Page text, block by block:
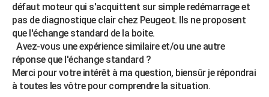
Forum
Aménagement intérieur
Extérieur
Cuisine
Salle de bains
Jardinage
Rangement
WEEK-END
Guides de France
Escapades
Patrimoine
Expositions
Musées
Week-end nature
+LIFESTYLE
Art de vivre
Bien-être
Loisirs
Mode
Modes de vie
SANTE
Alimentation
Guide de la santé
Maladies
Médicaments
Sommeil
VOYAGE
défaut moteur qui s'acquittent sur simple redémarrage et
pas de diagnostique clair chez Peugeot. Ils ne proposent
que l'échange standard de la boite.
Avez-vous une expérience similaire et/ou une autre
réponse que l'échange standard ?
Merci pour votre intérêt à ma question, biensûr je répondrai
à toutes les vôtre pour comprendre la situation.